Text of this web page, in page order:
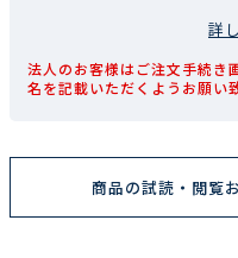
詳
法人のお客様はご注文手続き
名を記載いただくようお願い
商品の試読・閲覧